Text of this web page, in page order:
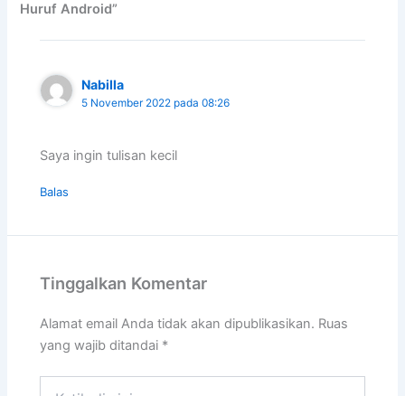
Huruf Android”
Nabilla
5 November 2022 pada 08:26
Saya ingin tulisan kecil
Balas
Tinggalkan Komentar
Alamat email Anda tidak akan dipublikasikan. Ruas
yang wajib ditandai *